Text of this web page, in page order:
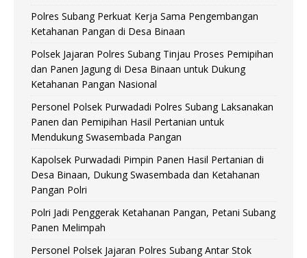
Polres Subang Perkuat Kerja Sama Pengembangan
Ketahanan Pangan di Desa Binaan
Polsek Jajaran Polres Subang Tinjau Proses Pemipihan
dan Panen Jagung di Desa Binaan untuk Dukung
Ketahanan Pangan Nasional
Personel Polsek Purwadadi Polres Subang Laksanakan
Panen dan Pemipihan Hasil Pertanian untuk
Mendukung Swasembada Pangan
Kapolsek Purwadadi Pimpin Panen Hasil Pertanian di
Desa Binaan, Dukung Swasembada dan Ketahanan
Pangan Polri
Polri Jadi Penggerak Ketahanan Pangan, Petani Subang
Panen Melimpah
Personel Polsek Jajaran Polres Subang Antar Stok